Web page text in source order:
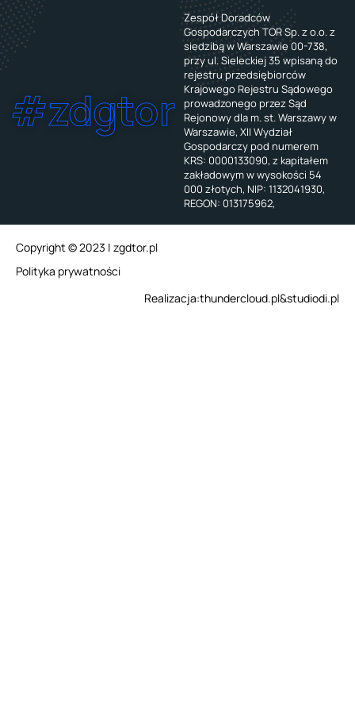
#zdgtor
Zespół Doradców
Gospodarczych TOR Sp. z o.o. z
siedzibą w Warszawie 00-738,
przy ul. Sieleckiej 35 wpisaną do
rejestru przedsiębiorców
Krajowego Rejestru Sądowego
prowadzonego przez Sąd
Rejonowy dla m. st. Warszawy w
Warszawie, XII Wydział
Gospodarczy pod numerem
KRS: 0000133090, z kapitałem
zakładowym w wysokości 54
000 złotych, NIP: 1132041930,
REGON: 013175962,
Copyright © 2023 | zgdtor.pl
Polityka prywatności
studiodi.pl
&
thundercloud.pl
Realizacja: